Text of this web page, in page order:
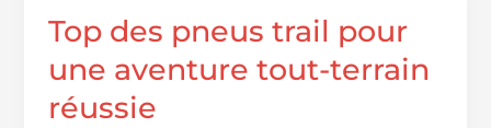
Chevrolet
Captiva
Top des pneus trail pour
une aventure tout-terrain
réussie